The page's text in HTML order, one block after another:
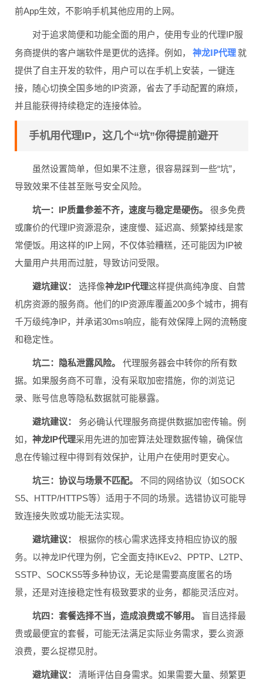
前App生效，不影响手机其他应用的上网。
对于追求简便和功能全面的用户，使用专业的代理IP服
务商提供的客户端软件是更优的选择。例如，
神龙IP代理就
提供了自主开发的软件，用户可以在手机上安装，一键连
接，随心切换全国多地的IP资源，省去了手动配置的麻烦，
并且能获得持续稳定的连接体验。
手机用代理IP，这几个“坑”你得提前避开
虽然设置简单，但如果不注意，很容易踩到一些“坑”，
导致效果不佳甚至账号安全风险。
坑一：IP质量参差不齐，速度与稳定是硬伤。
很多免费
或廉价的代理IP资源混杂，速度慢、延迟高、频繁掉线是家
常便饭。用这样的IP上网，不仅体验糟糕，还可能因为IP被
大量用户共用而过脏，导致访问受限。
避坑建议： 选择像神龙IP代理这样提供高纯净度、自营
机房资源的服务商。他们的IP资源库覆盖200多个城市，拥有
千万级纯净IP，并承诺30ms响应，能有效保障上网的流畅度
和稳定性。
坑二：隐私泄露风险。
代理服务器会中转你的所有数
据。如果服务商不可靠，没有采取加密措施，你的浏览记
录、账号信息等隐私数据就可能暴露。
避坑建议：
务必确认代理服务商提供数据加密传输。例
如， 神龙IP代理采用先进的加密算法处理数据传输，确保信
息在传输过程中得到有效保护，让用户在使用时更安心。
坑三：协议与场景不匹配。
不同的网络协议（如SOCK
S5、HTTP/HTTPS等）适用于不同的场景。选错协议可能导
致连接失败或功能无法实现。
避坑建议：
根据你的核心需求选择支持相应协议的服
务。以神龙IP代理为例，它全面支持IKEv2、PPTP、L2TP、
SSTP、SOCKS5等多种协议，无论是需要高度匿名的场
景，还是对连接稳定性有极致要求的业务，都能灵活应对。
坑四：套餐选择不当，造成浪费或不够用。
盲目选择最
贵或最便宜的套餐，可能无法满足实际业务需求，要么资源
浪费，要么捉襟见肘。
避坑建议： 清晰评估自身需求。如果需要大量、频繁更